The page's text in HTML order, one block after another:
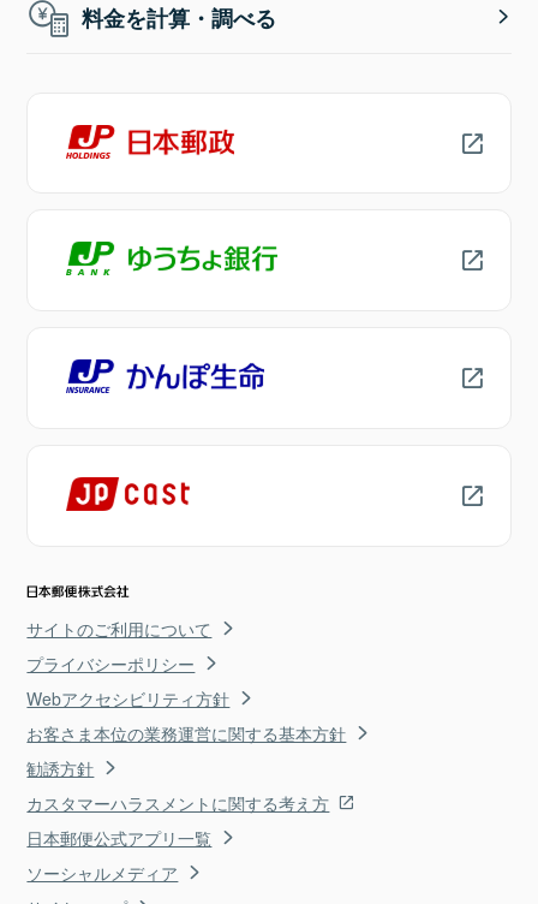
料金を計算・調べる
サイトのご利用について
プライバシーポリシー
Webアクセシビリティ方針
お客さま本位の業務運営に関する基本方針
勧誘方針
カスタマーハラスメントに関する考え方
日本郵便公式アプリ一覧
ソーシャルメディア